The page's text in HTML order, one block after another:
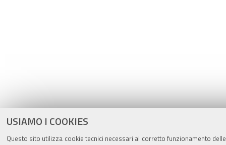
USIAMO I COOKIES
Questo sito utilizza cookie tecnici necessari al corretto funzionamento